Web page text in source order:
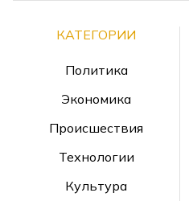
КАТЕГОРИИ
Политика
Экономика
Происшествия
Технологии
Культура